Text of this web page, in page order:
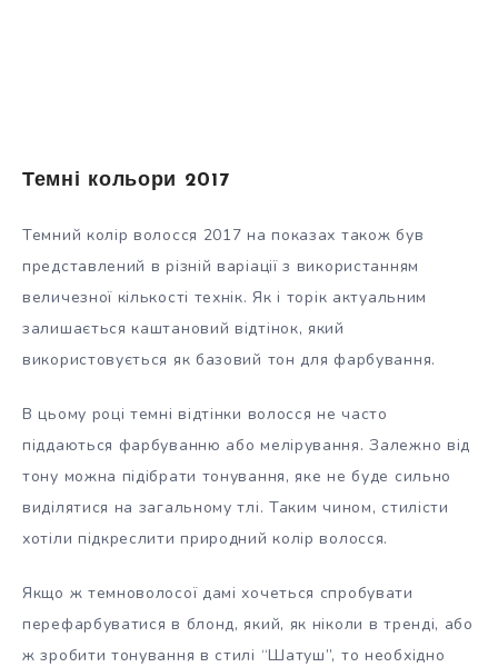
Темні кольори 2017
Темний колір волосся 2017 на показах також був
представлений в різній варіації з використанням
величезної кількості технік. Як і торік актуальним
залишається каштановий відтінок, який
використовується як базовий тон для фарбування.
В цьому році темні відтінки волосся не часто
піддаються фарбуванню або мелірування. Залежно від
тону можна підібрати тонування, яке не буде сильно
виділятися на загальному тлі. Таким чином, стилісти
хотіли підкреслити природний колір волосся.
Якщо ж темноволосої дамі хочеться спробувати
перефарбуватися в блонд, який, як ніколи в тренді, або
ж зробити тонування в стилі “Шатуш”, то необхідно